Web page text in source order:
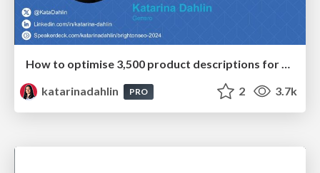
How to optimise 3,500 product descriptions for ecommerce in one day using ChatGPT
katarinadahlin
PRO 2 3.7k